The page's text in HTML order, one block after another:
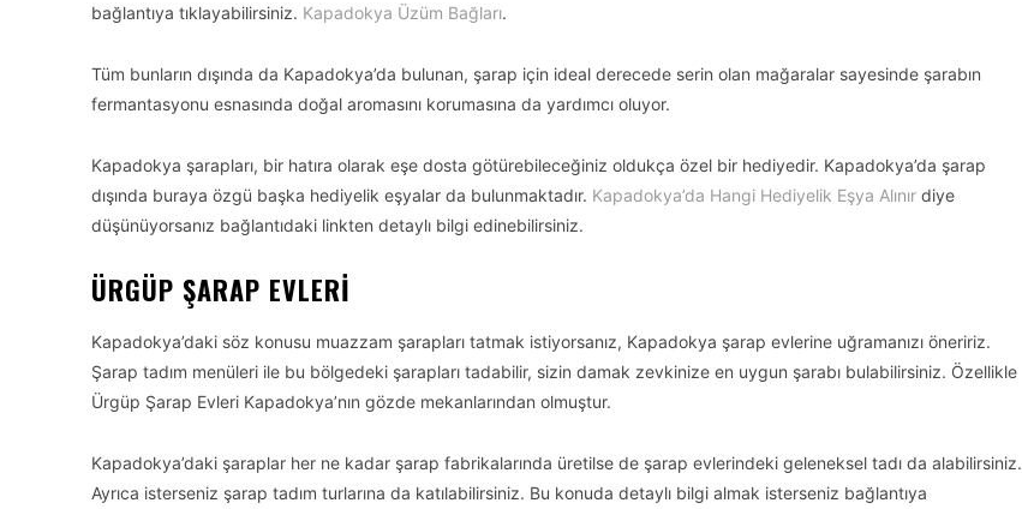
bağlantıya tıklayabilirsiniz. Kapadokya Üzüm Bağları.
Tüm bunların dışında da Kapadokya’da bulunan, şarap için ideal derecede serin olan mağaralar sayesinde şarabın
fermantasyonu esnasında doğal aromasını korumasına da yardımcı oluyor.
Kapadokya şarapları, bir hatıra olarak eşe dosta götürebileceğiniz oldukça özel bir hediyedir. Kapadokya’da şarap
dışında buraya özgü başka hediyelik eşyalar da bulunmaktadır. Kapadokya’da Hangi Hediyelik Eşya Alınır diye
düşünüyorsanız bağlantıdaki linkten detaylı bilgi edinebilirsiniz.
ÜRGÜP ŞARAP EVLERI
Kapadokya’daki söz konusu muazzam şarapları tatmak istiyorsanız, Kapadokya şarap evlerine uğramanızı öneririz.
Şarap tadım menüleri ile bu bölgedeki şarapları tadabilir, sizin damak zevkinize en uygun şarabı bulabilirsiniz. Özellikle
Ürgüp Şarap Evleri Kapadokya’nın gözde mekanlarından olmuştur.
Kapadokya’daki şaraplar her ne kadar şarap fabrikalarında üretilse de şarap evlerindeki geleneksel tadı da alabilirsiniz.
Ayrıca isterseniz şarap tadım turlarına da katılabilirsiniz. Bu konuda detaylı bilgi almak isterseniz bağlantıya